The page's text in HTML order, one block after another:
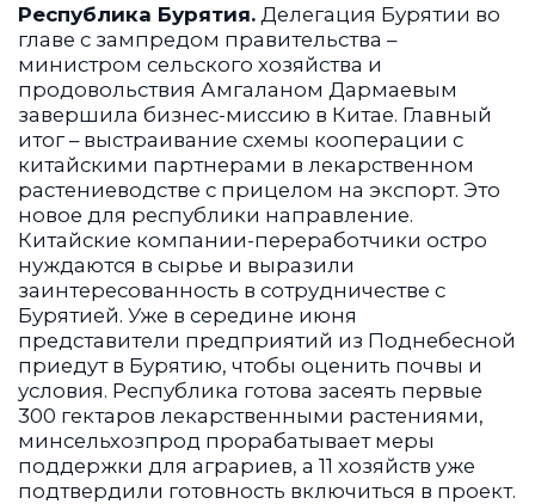
Республика Бурятия. Делегация Бурятии во
главе с зампредом правительства –
министром сельского хозяйства и
продовольствия Амгаланом Дармаевым
завершила бизнес-миссию в Китае. Главный
итог – выстраивание схемы кооперации с
китайскими партнерами в лекарственном
растениеводстве с прицелом на экспорт. Это
новое для республики направление.
Китайские компании-переработчики остро
нуждаются в сырье и выразили
заинтересованность в сотрудничестве с
Бурятией. Уже в середине июня
представители предприятий из Поднебесной
приедут в Бурятию, чтобы оценить почвы и
условия. Республика готова засеять первые
300 гектаров лекарственными растениями,
минсельхозпрод прорабатывает меры
поддержки для аграриев, а 11 хозяйств уже
подтвердили готовность включиться в проект.